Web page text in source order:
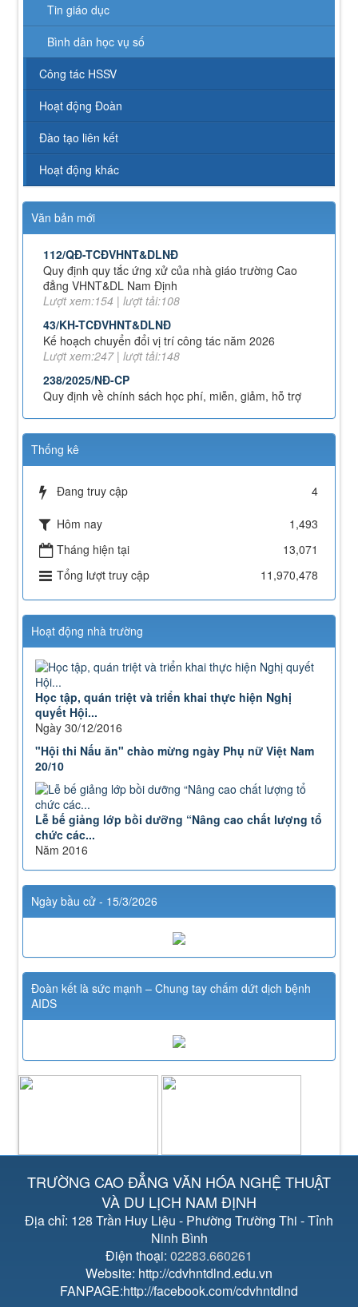
Tin giáo dục
Bình dân học vụ số
Công tác HSSV
Hoạt động Đoàn
Đào tạo liên kết
Hoạt động khác
Văn bản mới
112/QĐ-TCĐVHNT&DLNĐ
Quy định quy tắc ứng xử của nhà giáo trường Cao
đẳng VHNT&DL Nam Định
Lượt xem:154 | lượt tải:108
43/KH-TCĐVHNT&DLNĐ
Kế hoạch chuyển đổi vị trí công tác năm 2026
Lượt xem:247 | lượt tải:148
238/2025/NĐ-CP
Quy định về chính sách học phí, miễn, giảm, hỗ trợ
Lượt xem:349 | lượt tải:227
71-NQ/TW
phát triển giáo dục và đào tạo
08/2025/TT-BGDĐT
Thông tư số 08/2025/TT-BGDĐT của Bộ Giáo dục và
Đào tạo: Quy định thời hạn lưu trữ hồ sơ, tài liệu
thuộc lĩnh vực giáo dục và đào tạo
Lượt xem:575 | lượt tải:0
Thống kê
Đang truy cập 4
Hôm nay
1,493
Tháng hiện tại
13,071
Tổng lượt truy cập
11,970,478
Hoạt động nhà trường
Học tập, quán triệt và triển khai thực hiện Nghị
quyết Hội...
Ngày 30/12/2016
"Hội thi Nấu ăn" chào mừng ngày Phụ nữ Việt Nam
20/10
Lễ bế giảng lớp bồi dưỡng “Nâng cao chất lượng tổ
chức các...
Năm 2016
Ngày bầu cử - 15/3/2026
Đoàn kết là sức mạnh – Chung tay chấm dứt dịch bệnh
AIDS
TRƯỜNG CAO ĐẲNG VĂN HÓA NGHỆ THUẬT
VÀ DU LỊCH NAM ĐỊNH
Địa chỉ: 128 Trần Huy Liệu - Phường Trường Thi - Tỉnh
Ninh Bình
Điện thoại: 02283.660261
Website: http://cdvhntdlnd.edu.vn
FANPAGE:http://facebook.com/cdvhntdlnd